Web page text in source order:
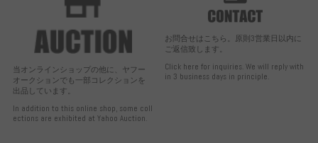
当オンラインショップの他に、ヤフー
オークションでも一部コレクションを
出品しています。
In addition to this online shop, some coll
ections are exhibited at Yahoo Auction.
お問合せはこちら。原則3営業日以内に
ご返信致します。
Click here for inquiries. We will reply with
in 3 business days in principle.